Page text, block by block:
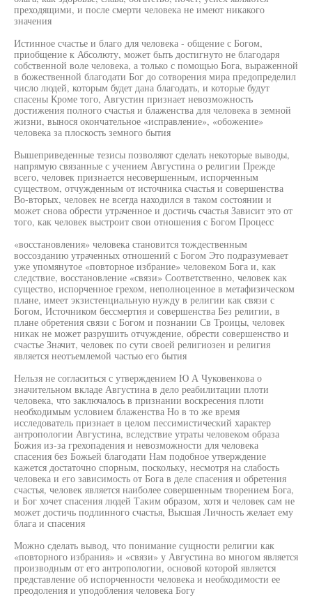
преходящими, и после смерти человека не имеют никакого
значения
Истинное счастье и благо для человека - общение с Богом,
приобщение к Абсолюту, может быть достигнуто не благодаря
собственной воле человека, а только с помощью Бога, выраженной
в божественной благодати Бог до сотворения мира предопределил
число людей, которым будет дана благодать, и которые будут
спасены Кроме того, Августин признает невозможность
достижения полного счастья и блаженства для человека в земной
жизни, вынося окончательное «исправление», «обожение»
человека за плоскость земного бытия
Вышеприведенные тезисы позволяют сделать некоторые выводы,
напрямую связанные с учением Августина о религии Прежде
всего, человек признается несовершенным, испорченным
существом, отчужденным от источника счастья и совершенства
Во-вторых, человек не всегда находился в таком состоянии и
может снова обрести утраченное и достичь счастья Зависит это от
того, как человек выстроит свои отношения с Богом Процесс
«восстановления» человека становится тождественным
воссозданию утраченных отношений с Богом Это подразумевает
уже упомянутое «повторное избрание» человеком Бога и, как
следствие, восстановление «связи» Соответственно, человек как
существо, испорченное грехом, неполноценное в метафизическом
плане, имеет экзистенциальную нужду в религии как связи с
Богом, Источником бессмертия и совершенства Без религии, в
плане обретения связи с Богом и познании Св Троицы, человек
никак не может разрушить отчуждение, обрести совершенство и
счастье Значит, человек по сути своей религиозен и религия
является неотъемлемой частью его бытия
Нельзя не согласиться с утверждением Ю А Чуковенкова о
значительном вкладе Августина в дело реабилитации плоти
человека, что заключалось в признании воскресения плоти
необходимым условием блаженства Но в то же время
исследователь признает в целом пессимистический характер
антропологии Августина, вследствие утраты человеком образа
Божия из-за грехопадения и невозможности для человека
спасения без Божьей благодати Нам подобное утверждение
кажется достаточно спорным, поскольку, несмотря на слабость
человека и его зависимость от Бога в деле спасения и обретения
счастья, человек является наиболее совершенным творением Бога,
и Бог хочет спасения людей Таким образом, хотя и человек сам не
может достичь подлинного счастья, Высшая Личность желает ему
блага и спасения
Можно сделать вывод, что понимание сущности религии как
«повторного избрания» и «связи» у Августина во многом является
производным от его антропологии, основой которой является
представление об испорченности человека и необходимости ее
преодоления и уподобления человека Богу